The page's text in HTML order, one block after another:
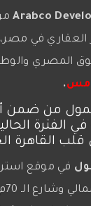
Arabco
في مصر،
المصري
.
من ضمن
في الفترة
القاهرة
في موقع